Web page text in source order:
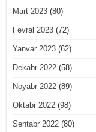
Mart 2023(80)
Fevral 2023(72)
Yanvar 2023(62)
Dekabr 2022(58)
Noyabr 2022(89)
Oktabr 2022(98)
Sentabr 2022(80)